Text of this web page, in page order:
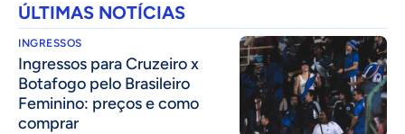
ÚLTIMAS NOTÍCIAS
INGRESSOS
Ingressos para Cruzeiro x
Botafogo pelo Brasileiro
Feminino: preços e como
comprar